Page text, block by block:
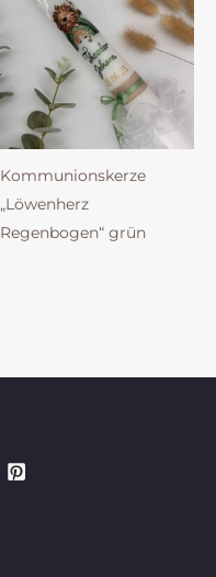
Kommunionskerze
„Löwenherz
Regenbogen“ grün